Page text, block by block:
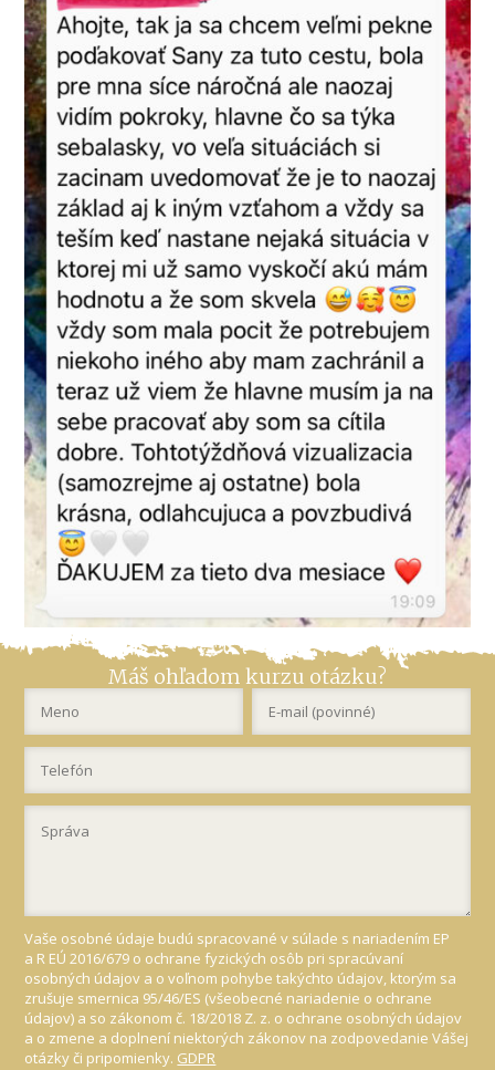
Máš ohľadom kurzu otázku?
Vaše osobné údaje budú spracované v súlade s nariadením EP
a R EÚ 2016/679 o ochrane fyzických osôb pri spracúvaní
osobných údajov a o voľnom pohybe takýchto údajov, ktorým sa
zrušuje smernica 95/46/ES (všeobecné nariadenie o ochrane
údajov) a so zákonom č. 18/2018 Z. z. o ochrane osobných údajov
a o zmene a doplnení niektorých zákonov na zodpovedanie Vášej
otázky či pripomienky. GDPR